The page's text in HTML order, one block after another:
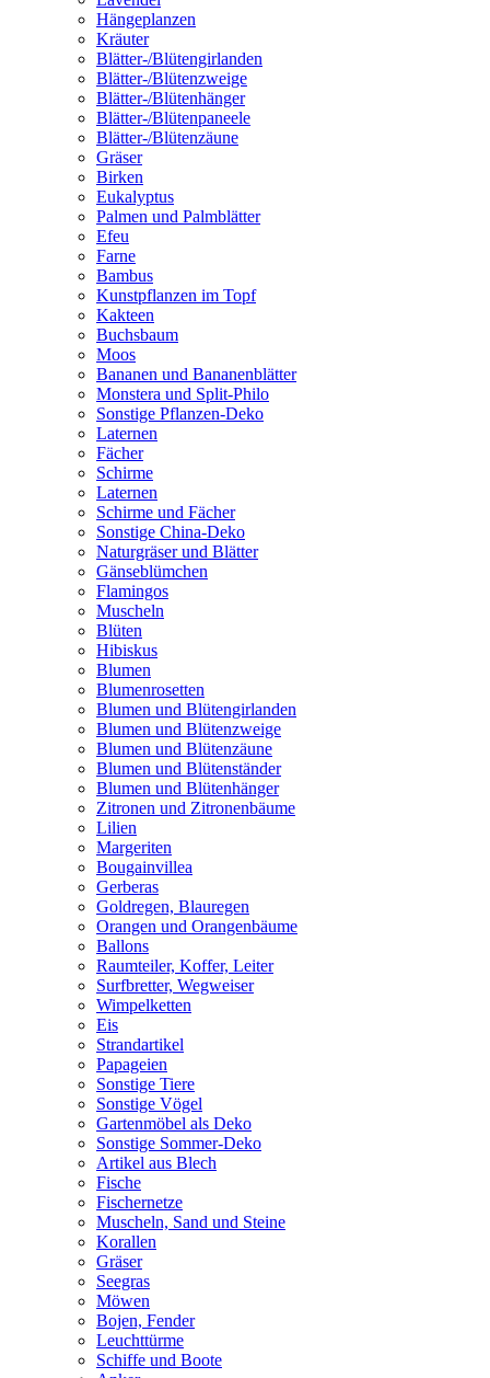
Hängeplanzen
Kräuter
Blätter-/Blütengirlanden
Blätter-/Blütenzweige
Blätter-/Blütenhänger
Blätter-/Blütenpaneele
Blätter-/Blütenzäune
Gräser
Birken
Eukalyptus
Palmen und Palmblätter
Efeu
Farne
Bambus
Kunstpflanzen im Topf
Kakteen
Buchsbaum
Moos
Bananen und Bananenblätter
Monstera und Split-Philo
Sonstige Pflanzen-Deko
Laternen
Fächer
Schirme
Laternen
Schirme und Fächer
Sonstige China-Deko
Naturgräser und Blätter
Gänseblümchen
Flamingos
Muscheln
Blüten
Hibiskus
Blumen
Blumenrosetten
Blumen und Blütengirlanden
Blumen und Blütenzweige
Blumen und Blütenzäune
Blumen und Blütenständer
Blumen und Blütenhänger
Zitronen und Zitronenbäume
Lilien
Margeriten
Bougainvillea
Gerberas
Goldregen, Blauregen
Orangen und Orangenbäume
Ballons
Raumteiler, Koffer, Leiter
Surfbretter, Wegweiser
Wimpelketten
Eis
Strandartikel
Papageien
Sonstige Tiere
Sonstige Vögel
Gartenmöbel als Deko
Sonstige Sommer-Deko
Artikel aus Blech
Fische
Fischernetze
Muscheln, Sand und Steine
Korallen
Gräser
Seegras
Möwen
Bojen, Fender
Leuchttürme
Schiffe und Boote